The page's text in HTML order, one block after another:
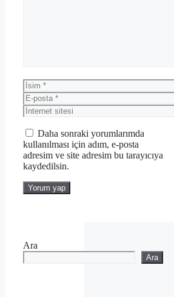
İsim
E-
posta
İnternet
sitesi
Daha sonraki yorumlarımda
kullanılması için adım, e-posta
adresim ve site adresim bu tarayıcıya
kaydedilsin.
Ara
Ara